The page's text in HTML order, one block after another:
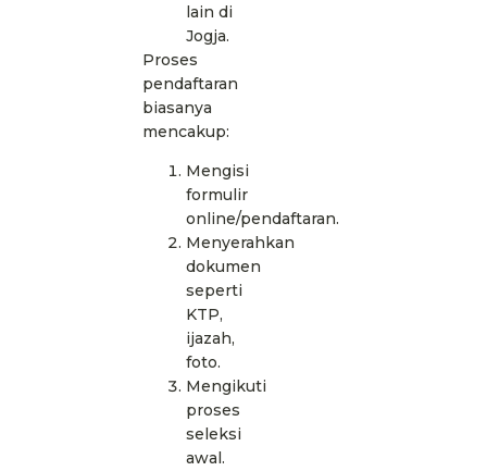
lain di
Jogja.
Proses
pendaftaran
biasanya
mencakup:
Mengisi
formulir
online/pendaftaran.
Menyerahkan
dokumen
seperti
KTP,
ijazah,
foto.
Mengikuti
proses
seleksi
awal.